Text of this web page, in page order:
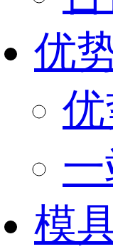
优
模